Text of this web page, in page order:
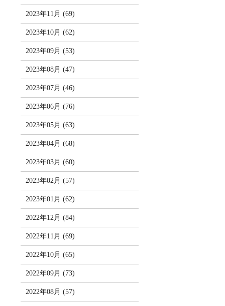
2023年11月 (69)
2023年10月 (62)
2023年09月 (53)
2023年08月 (47)
2023年07月 (46)
2023年06月 (76)
2023年05月 (63)
2023年04月 (68)
2023年03月 (60)
2023年02月 (57)
2023年01月 (62)
2022年12月 (84)
2022年11月 (69)
2022年10月 (65)
2022年09月 (73)
2022年08月 (57)